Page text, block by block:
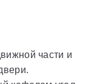
части и